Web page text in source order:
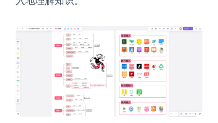
企业版申请试用
帮助中心
获取详细功能指南和技术支持
知识分享社区
探索创意灵感与高效协作技巧